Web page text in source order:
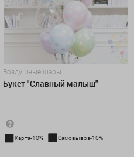
Воздушные шары
Букет "Славный малыш"
Карта-10% Самовывоз-10%